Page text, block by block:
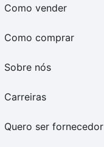
Como vender
Como comprar
Sobre nós
Carreiras
Quero ser fornecedor